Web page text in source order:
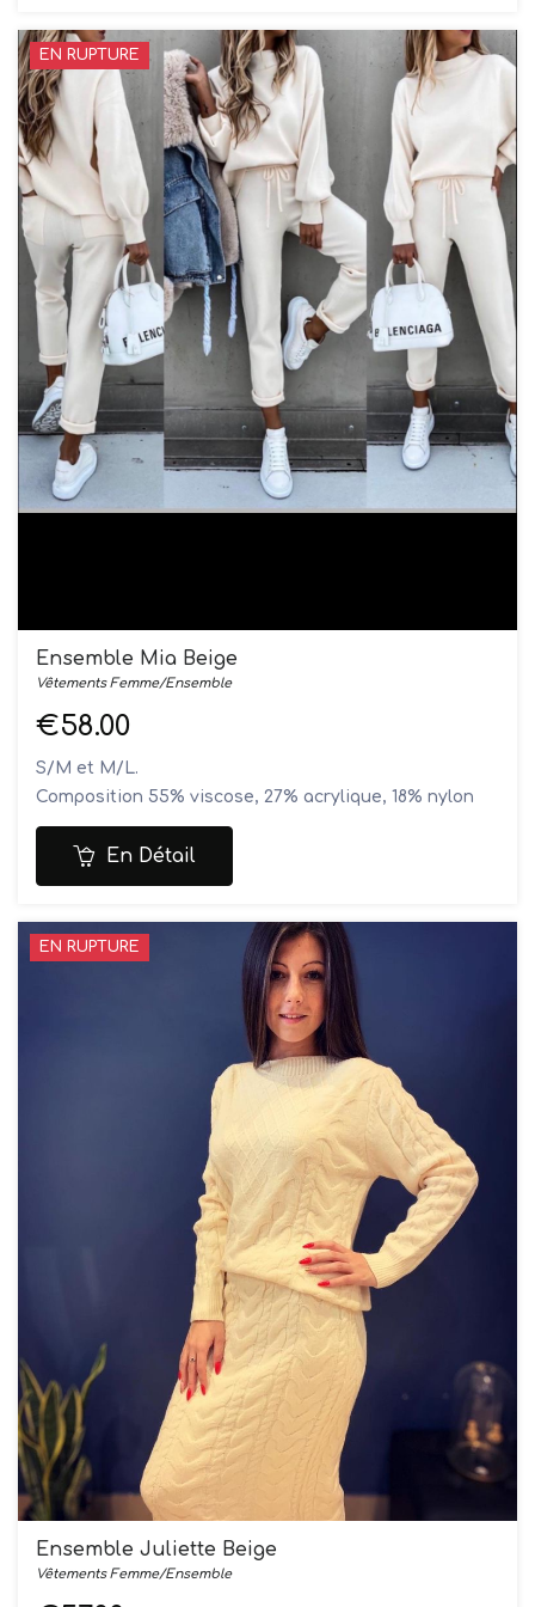
EN RUPTURE
Ensemble Mia Beige
Vêtements Femme/Ensemble
€58.00
S/M et M/L.
Composition 55% viscose, 27% acrylique, 18% nylon
Le modèle mesure 1M70 et porte une taille S/M
Lavage en machine à 40°
En Détail
EN RUPTURE
Ensemble Juliette Beige
Vêtements Femme/Ensemble